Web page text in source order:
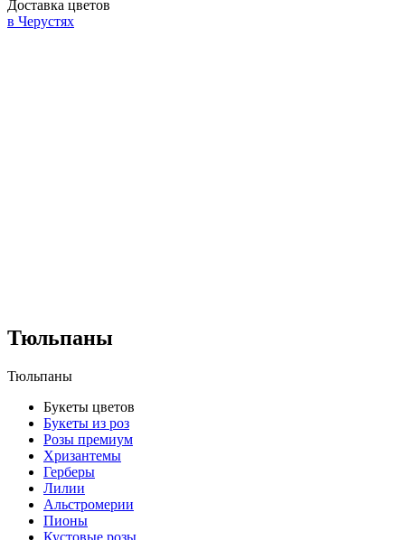
Доставка цветов
в Черустях
Тюльпаны
Тюльпаны
Букеты цветов
Букеты из роз
Розы премиум
Хризантемы
Герберы
Лилии
Альстромерии
Пионы
Кустовые розы